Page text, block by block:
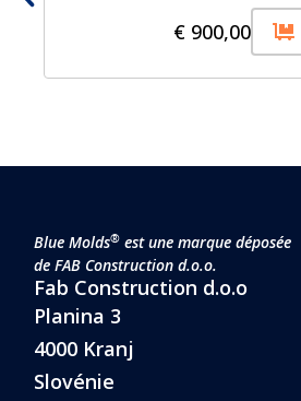
€900,00
Blue Molds® est une marque déposée
de FAB Construction d.o.o.
Fab Construction d.o.o
Planina 3
4000 Kranj
Slovénie